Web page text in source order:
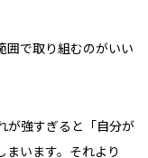
囲で取り組むのがいい
が強すぎると「自分が
います。それより